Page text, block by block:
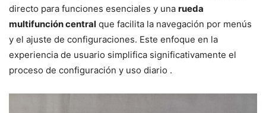
directo para funciones esenciales y una rueda
multifunción central que facilita la navegación por menús
y el ajuste de configuraciones. Este enfoque en la
experiencia de usuario simplifica significativamente el
proceso de configuración y uso diario .